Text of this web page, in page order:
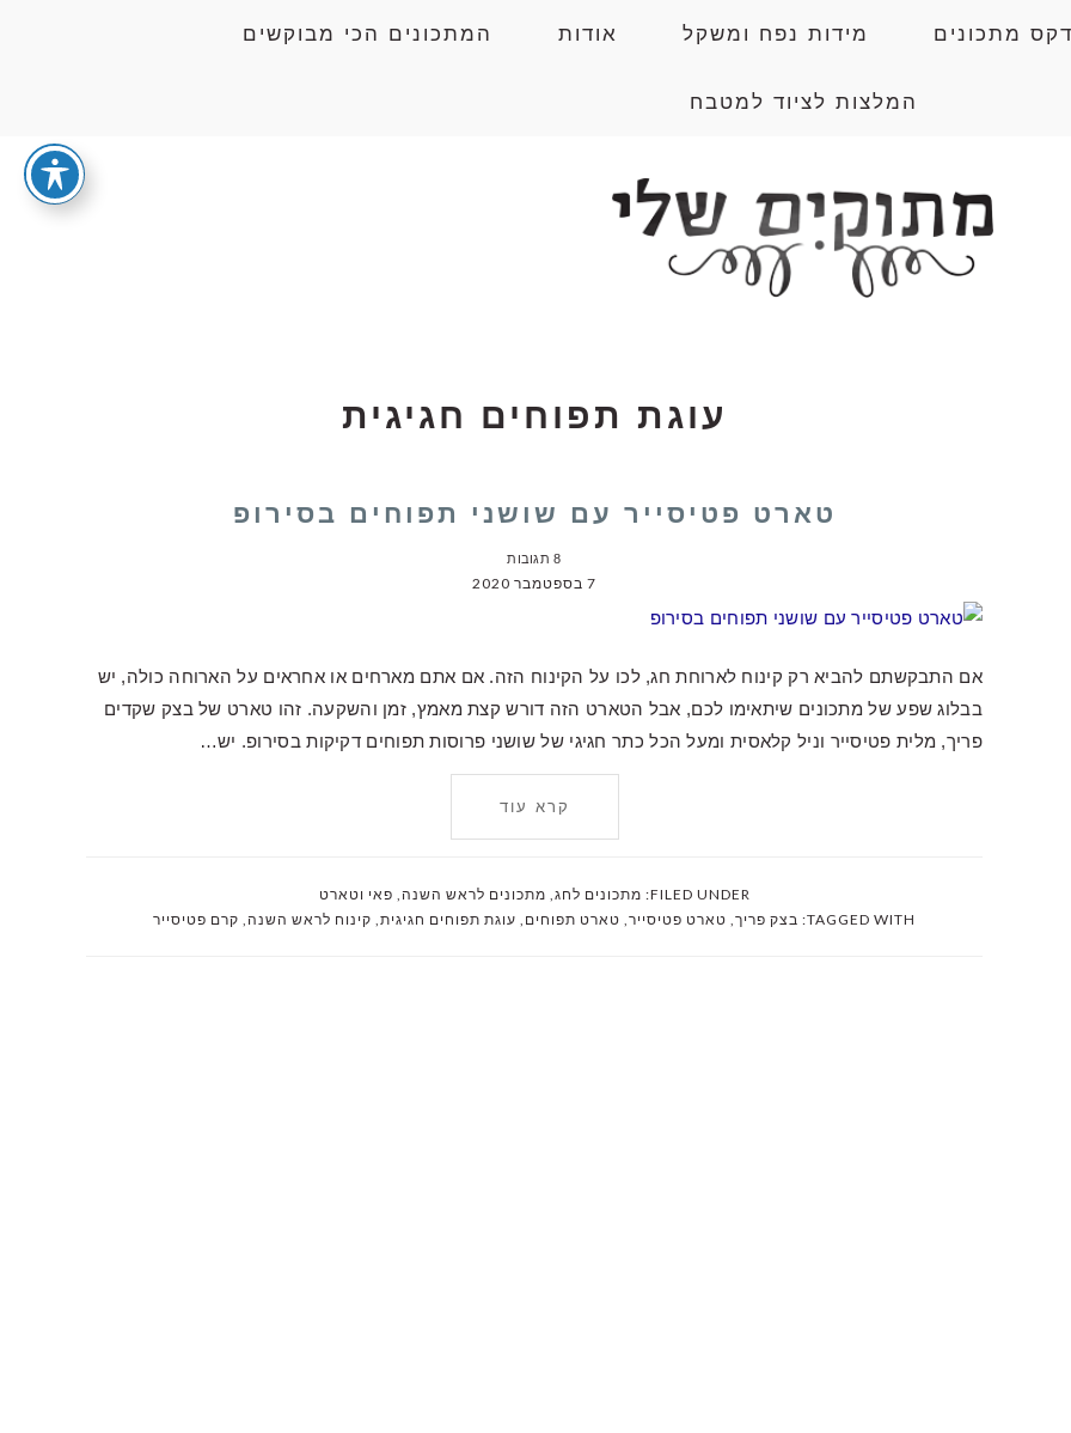
מתכונים מידות נפח ומשקל אודות המתכונים הכי מבוקשים
המלצות לציוד למטבח
עוגת תפוחים חגיגית
טארט פטיסייר עם שושני תפוחים בסירופ
8 תגובות
7 בספטמבר 2020
אם התבקשתם להביא רק קינוח לארוחת חג, לכו על הקינוח הזה. אם אתם מארחים או אחראים על הארוחה כולה, יש
בבלוג שפע של מתכונים שיתאימו לכם, אבל הטארט הזה דורש קצת מאמץ, זמן והשקעה. זהו טארט של בצק שקדים
פריך, מלית פטיסייר וניל קלאסית ומעל הכל כתר חגיגי של שושני פרוסות תפוחים דקיקות בסירופ. יש…
קרא עוד
FILED UNDER: מתכונים לחג, מתכונים לראש השנה, פאי וטארט
TAGGED WITH: בצק פריך, טארט פטיסייר, טארט תפוחים , עוגת תפוחים חגיגית, קינוח לראש השנה, קרם פטיסייר